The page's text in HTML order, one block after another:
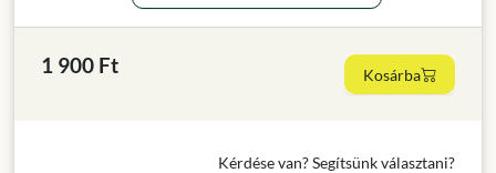
1 900 Ft Kosárba
Kérdése van? Segítsünk választani?